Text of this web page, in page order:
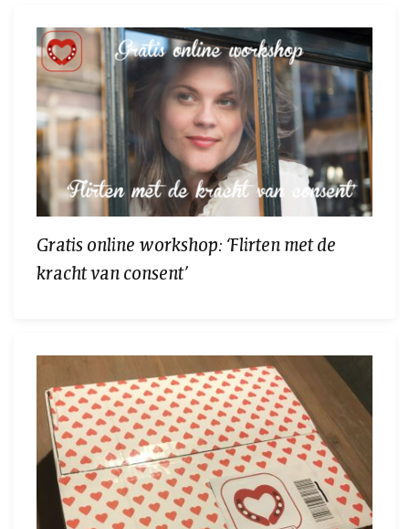
Gratis online workshop: ‘Flirten met de
kracht van consent’